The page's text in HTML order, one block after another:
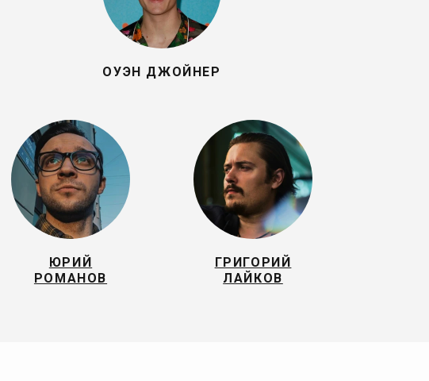
ОУЭН ДЖОЙНЕР
ЮРИЙ
РОМАНОВ
ГРИГОРИЙ
ЛАЙКОВ